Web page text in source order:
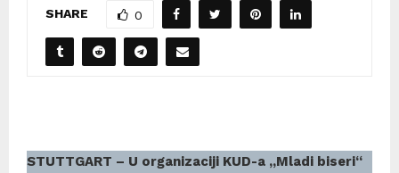
SHARE 0
STUTTGART – U organizaciji KUD-a „Mladi biseri“